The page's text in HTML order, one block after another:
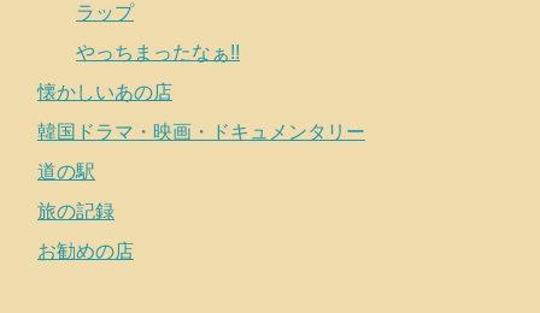
ラップ
やっちまったなぁ!!
懐かしいあの店
韓国ドラマ・映画・ドキュメンタリー
道の駅
旅の記録
お勧めの店